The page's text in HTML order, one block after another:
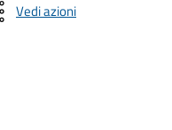
Vedi azioni